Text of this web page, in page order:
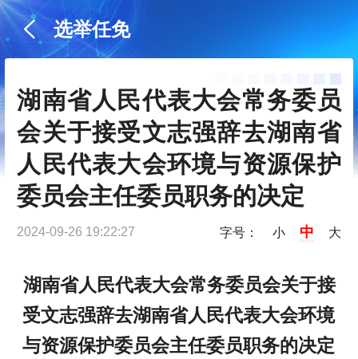
选举任免
湖南省人民代表大会常务委员
会关于接受文志强辞去湖南省
人民代表大会环境与资源保护
委员会主任委员职务的决定
2024-09-26 19:22:27 字号： 小 中 大
湖南省人民代表大会常务委员会关于接
受文志强辞去湖南省人民代表大会环境
与资源保护委员会主任委员职务的决定